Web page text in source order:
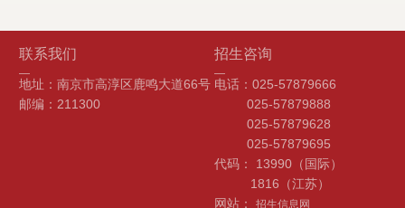
联系我们
地址：南京市高淳区鹿鸣大道66号
邮编：211300
招生咨询
电话：025-57879666
025-57879888
025-57879628
025-57879695
代码： 13990（国际）
1816（江苏）
网站： 招生信息网